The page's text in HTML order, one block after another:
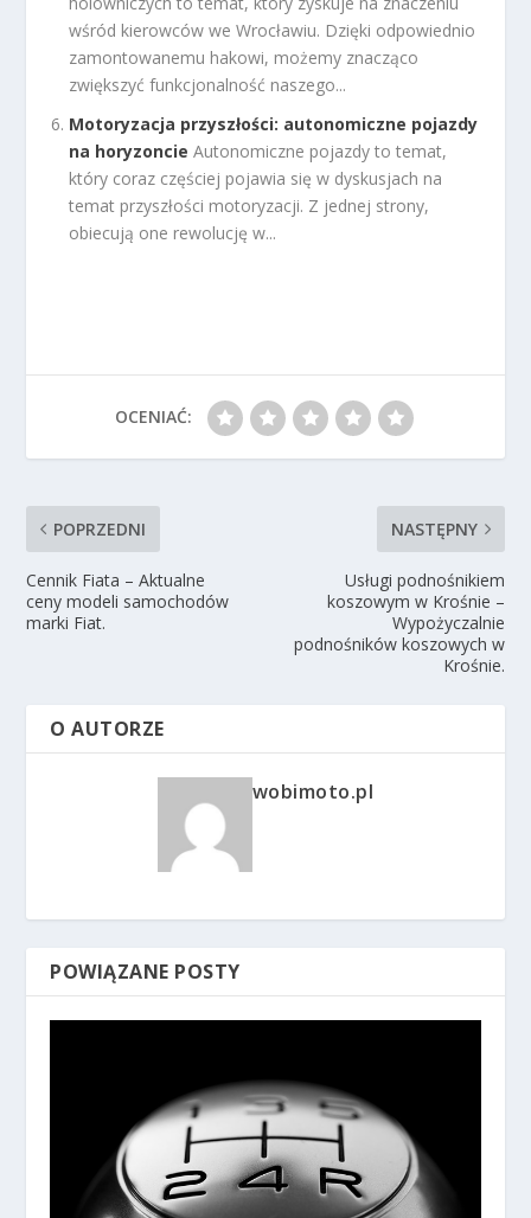
wśród kierowców we Wrocławiu. Dzięki odpowiednio
zamontowanemu hakowi, możemy znacząco
zwiększyć funkcjonalność naszego...
Motoryzacja przyszłości: autonomiczne pojazdy
na horyzoncie Autonomiczne pojazdy to temat,
który coraz częściej pojawia się w dyskusjach na
temat przyszłości motoryzacji. Z jednej strony,
obiecują one rewolucję w...
OCENIAĆ:
POPRZEDNI
Cennik Fiata – Aktualne
ceny modeli samochodów
marki Fiat.
NASTĘPNY
Usługi podnośnikiem
koszowym w Krośnie –
Wypożyczalnie
podnośników koszowych w
Krośnie.
O AUTORZE
wobimoto.pl
POWIĄZANE POSTY